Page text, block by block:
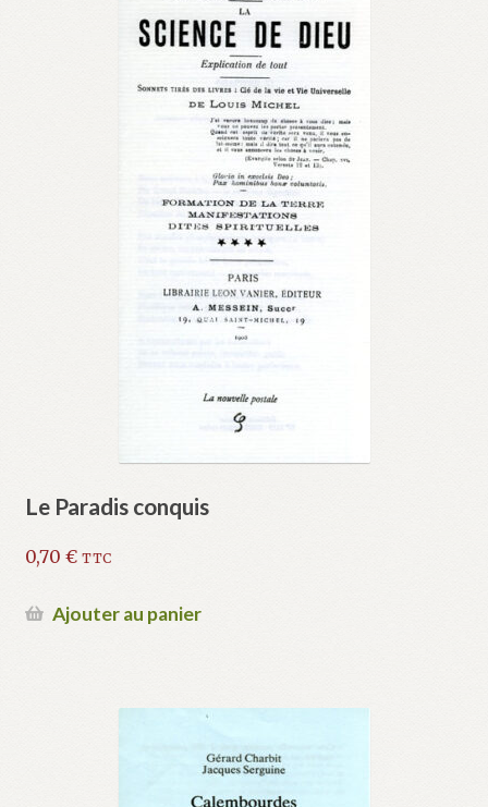
Le Paradis conquis
0,70 € TTC
Ajouter au panier